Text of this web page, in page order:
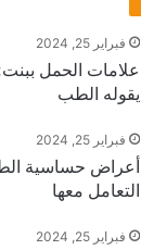
فبراير 25, 2024
يقوله الطب
فبراير 25, 2024
أعراض حساسية
التعامل معها
فبراير 25, 2024